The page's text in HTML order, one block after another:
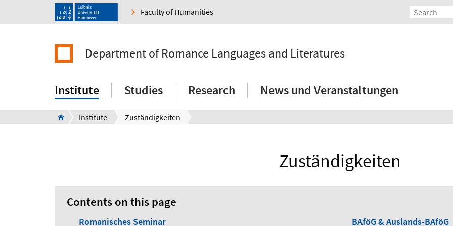
Faculty of Humanities
Department of Romance Languages and Literatures
Institute Studies Research News und Veranstaltungen
Institute Zuständigkeiten
Zuständigkeiten
Contents on this page
Romanisches Seminar
BAföG & Auslands-BAföG